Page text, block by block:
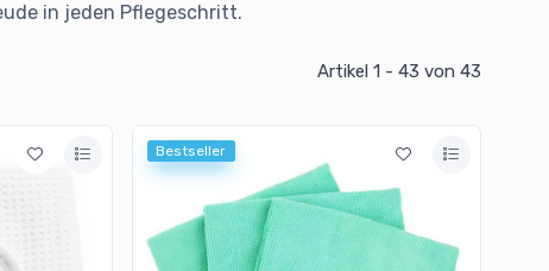
in jeden Pflegeschritt.
Artikel 1 - 43 von 43
Bestseller